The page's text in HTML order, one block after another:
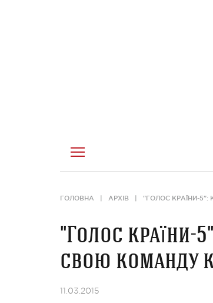
ГОЛОВНА АРХІВ "ГОЛОС КРАЇНИ-
"Голос країни-
свою команду
11.03.2015